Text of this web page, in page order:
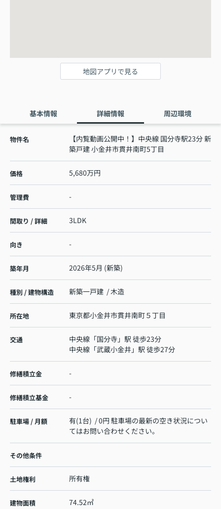
地図アプリで見る
基本情報 詳細情報 周辺環境
物件名
【内覧動画公開中！】中央線 国分寺駅23分 新
築戸建 小金井市貫井南町5丁目
価格 5,680万円
管理費 -
間取り / 詳細 3LDK
向き -
築年月 2026年5月 (新築)
種別 / 建物構造 新築一戸建 / 木造
所在地 東京都小金井市貫井南町５丁目
交通 中央線 「国分寺」駅 徒歩23分
中央線 「武蔵小金井 」駅 徒歩27分
修繕積立金 -
修繕積立基金 -
駐車場 / 月額
有(1台) / 0円 駐車場の最新の空き状況につい
てはお問い合わせください。
その他条件
土地権利 所有権
建物面積 74.52㎡